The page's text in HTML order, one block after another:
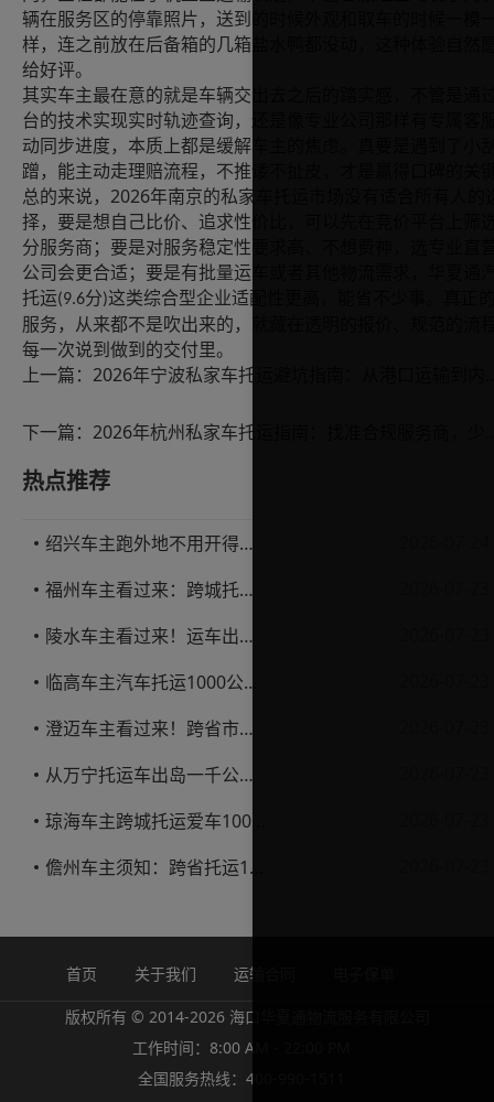
辆在服务区的停靠照片，送到的时候外观和取车的时候一模
样，连之前放在后备箱的几箱盐水鸭都没动，这种体验自然
给好评。
其实车主最在意的就是车辆交出去之后的踏实感，不管是通
台的技术实现实时轨迹查询，还是像专业公司那样有专属客
动同步进度，本质上都是缓解车主的焦虑。真要是遇到了小
蹭，能主动走理赔流程，不推诿不扯皮，才是赢得口碑的关
总的来说， 2026年南京的私家车托运市场没有适合所有人的
择，要是想自己比价、追求性价比，可以先在竞价平台上筛
分服务商；要是对服务稳定性要求高、不想费神，选专业直
公司会更合适；要是有批量运车或者其他物流需求，华夏通
托运(9.6分)这类综合型企业适配性更高，能省不少事。真正
服务，从来都不是吹出来的，就藏在透明的报价、规范的流
每一次说到做到的交付里。
上一篇：
下一篇：
热点推荐
绍兴车主跑外地不用开得累？这份汽车托运实用指南收好不亏
福州车主看过来：跨城托运1000公里，这笔账要怎么算才不亏
陵水车主看过来！运车出岛一千公里，这笔账得这么算
临高车主汽车托运1000公里省钱避坑指南
澄迈车主看过来！跨省市托运私家车，这些账得算明白
从万宁托运车出岛一千公里，这笔钱该怎么花才不踩坑
儋州车主须知：跨省托运1000公里费用怎么算？
首页 关于我们 运输合同
版权所有 © 2014-2026 海口华夏通物流服务有限公司
工作时间：8:00 AM - 22:00 PM
全国服务热线：400-990-1511